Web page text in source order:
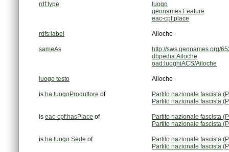
rdf:type
luogo
geonames:Feature
eac-cpf:place
rdfs:label Ailoche
sameAs
http://sws.geonames.org/
dbpedia:Ailoche
oad:luoghiACS/Ailoche
luogo testo Ailoche
is ha luogoProduttore of
Partito nazionale fascista
Partito nazionale fascista
is eac-cpf:hasPlace of
Partito nazionale fascista
Partito nazionale fascista
is ha luogo Sede of
Partito nazionale fascista
Partito nazionale fascista